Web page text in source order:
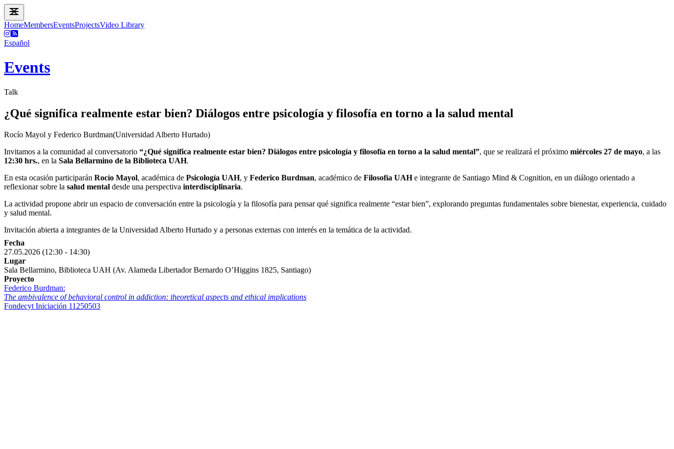
HomeMembersEventsProjectsVideo Library
Español
Events
Talk
¿Qué significa realmente estar bien? Diálogos entre psicología y filosofía en torno a la salud mental
Rocío Mayol y Federico Burdman(Universidad Alberto Hurtado)
Invitamos a la comunidad al conversatorio “¿Qué significa realmente estar bien? Diálogos entre psicología y filosofía en torno a la salud mental”, que se realizará el próximo miércoles 27 de mayo, a las
12:30 hrs., en la Sala Bellarmino de la Biblioteca UAH.
En esta ocasión participarán Rocío Mayol, académica de Psicología UAH, y Federico Burdman, académico de Filosofía UAHe integrante de Santiago Mind & Cognition, en un diálogo orientado a
reflexionar sobre la salud mental desde una perspectiva interdisciplinaria.
La actividad propone abrir un espacio de conversación entre la psicología y la filosofía para pensar qué significa realmente “estar bien”, explorando preguntas fundamentales sobre bienestar, experiencia, cuidado
y salud mental.
Invitación abierta a integrantes de la Universidad Alberto Hurtado y a personas externas con interés en la temática de la actividad.
Fecha
27.05.2026 (12:30 - 14:30)
Lugar
Sala Bellarmino, Biblioteca UAH (Av. Alameda Libertador Bernardo O’Higgins 1825, Santiago)
Proyecto
Federico Burdman:
The ambivalence of behavioral control in addiction: theoretical aspects and ethical implications
Fondecyt Iniciación 11250503